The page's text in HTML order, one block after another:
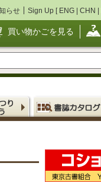
らせ Sign Up [ ENG | CHN |
買い物かごを見る